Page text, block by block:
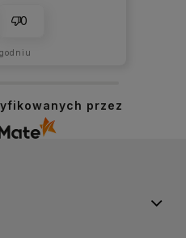
0
przez